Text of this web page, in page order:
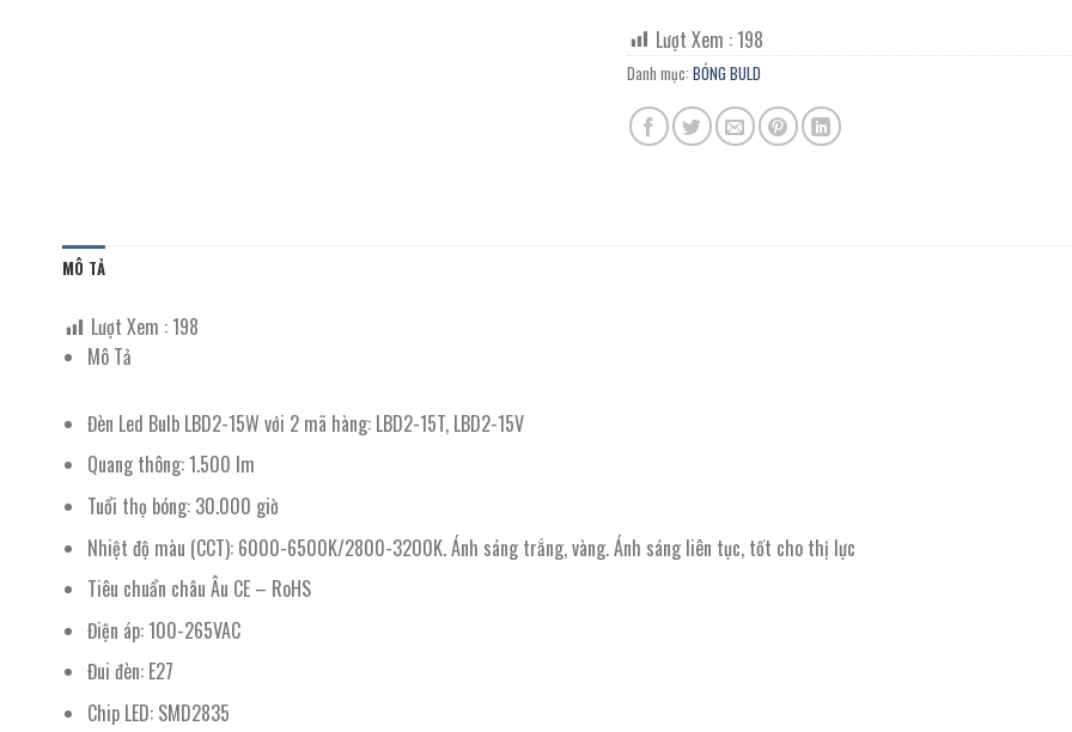
Lượt Xem :198
Danh mục: BÓNG BULD
MÔ TẢ
Lượt Xem :198
Mô Tả
Đèn Led Bulb LBD2-15W với 2 mã hàng: LBD2-15T, LBD2-15V
Quang thông: 1.500 lm
Tuổi thọ bóng: 30.000 giờ
Nhiệt độ màu (CCT): 6000-6500K/2800-3200K. Ánh sáng trắng, vàng. Ánh sáng liên tục, tốt cho thị lực
Tiêu chuẩn châu Âu CE – RoHS
Điện áp: 100-265VAC
Đui đèn: E27
Chip LED: SMD2835